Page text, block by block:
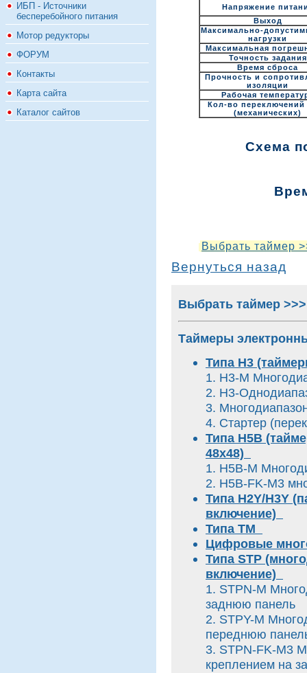
ИБП - Источники
бесперебойного питания
Мотор редукторы
ФОРУМ
Контакты
Карта сайта
Каталог сайтов
Напряжение
Выход
Максимально-
нагрузки
Максимальная
Точность задания
Время сброса
Прочность и
изоляции
Рабочая
Кол-во переключений
(механических)
Схема
Выбрать таймер
Вернуться назад
Выбрать таймер >>>
Таймеры
Типа H3
1. Н3-М
2. Н3-
3.
4. Стартер
Типа H5B
48х48)
1. Н5В-М
2. H5B-FK-M3
Типа H2Y/H3Y
включение)
Типа TM
Цифровые
Типа STP
включение)
1. STPN-M
заднюю панель
2. STPY-M
переднюю
3. STPN-FK-M3
креплением на